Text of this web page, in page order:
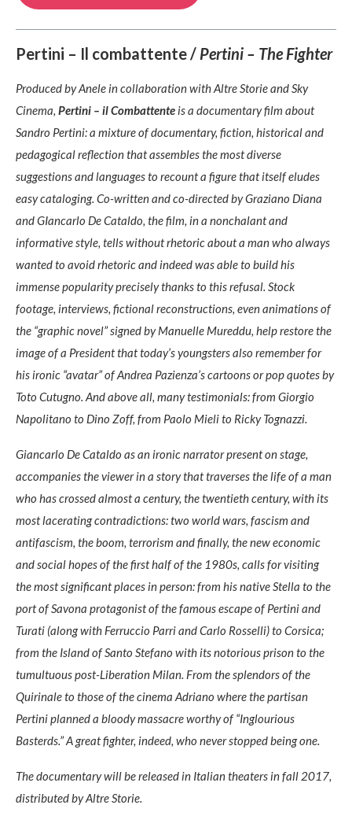
Pertini – Il combattente/ Pertini – The Fighter
Produced by Anele in collaboration with Altre Storie and Sky
Cinema, Pertini – il Combattenteis a documentary film about
Sandro Pertini: a mixture of documentary, fiction, historical and
pedagogical reflection that assembles the most diverse
suggestions and languages to recount a figure that itself eludes
easy cataloging. Co-written and co-directed by Graziano Diana
and GIancarlo De Cataldo, the film, in a nonchalant and
informative style, tells without rhetoric about a man who always
wanted to avoid rhetoric and indeed was able to build his
immense popularity precisely thanks to this refusal. Stock
footage, interviews, fictional reconstructions, even animations of
the “graphic novel” signed by Manuelle Mureddu, help restore the
image of a President that today’s youngsters also remember for
his ironic “avatar” of Andrea Pazienza’s cartoons or pop quotes by
Toto Cutugno. And above all, many testimonials: from Giorgio
Napolitano to Dino Zoff, from Paolo Mieli to Ricky Tognazzi.
Giancarlo De Cataldo as an ironic narrator present on stage,
accompanies the viewer in a story that traverses the life of a man
who has crossed almost a century, the twentieth century, with its
most lacerating contradictions: two world wars, fascism and
antifascism, the boom, terrorism and finally, the new economic
and social hopes of the first half of the 1980s, calls for visiting
the most significant places in person: from his native Stella to the
port of Savona protagonist of the famous escape of Pertini and
Turati (along with Ferruccio Parri and Carlo Rosselli) to Corsica;
from the Island of Santo Stefano with its notorious prison to the
tumultuous post-Liberation Milan. From the splendors of the
Quirinale to those of the cinema Adriano where the partisan
Pertini planned a bloody massacre worthy of “Inglourious
Basterds.” A great fighter, indeed, who never stopped being one.
The documentary will be released in Italian theaters in fall 2017,
distributed by Altre Storie.